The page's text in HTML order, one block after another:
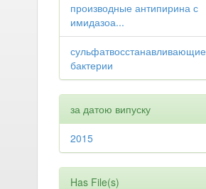
производные антипирина с
имидазоа...
сульфатвосстанавливающие
бактерии
за датою випуску
2015
Has File(s)